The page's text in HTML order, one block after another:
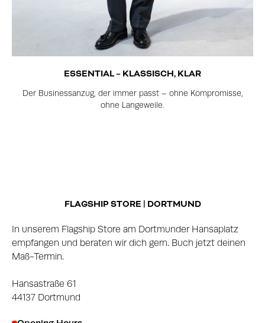
ESSENTIAL – KLASSISCH, KLAR
Der Businessanzug, der immer passt – ohne Kompromisse,
ohne Langeweile.
FLAGSHIP STORE | DORTMUND
In unserem Flagship Store am Dortmunder Hansaplatz
empfangen und beraten wir dich gern. Buch jetzt deinen
Maß-Termin.
Hansastraße 61
44137 Dortmund